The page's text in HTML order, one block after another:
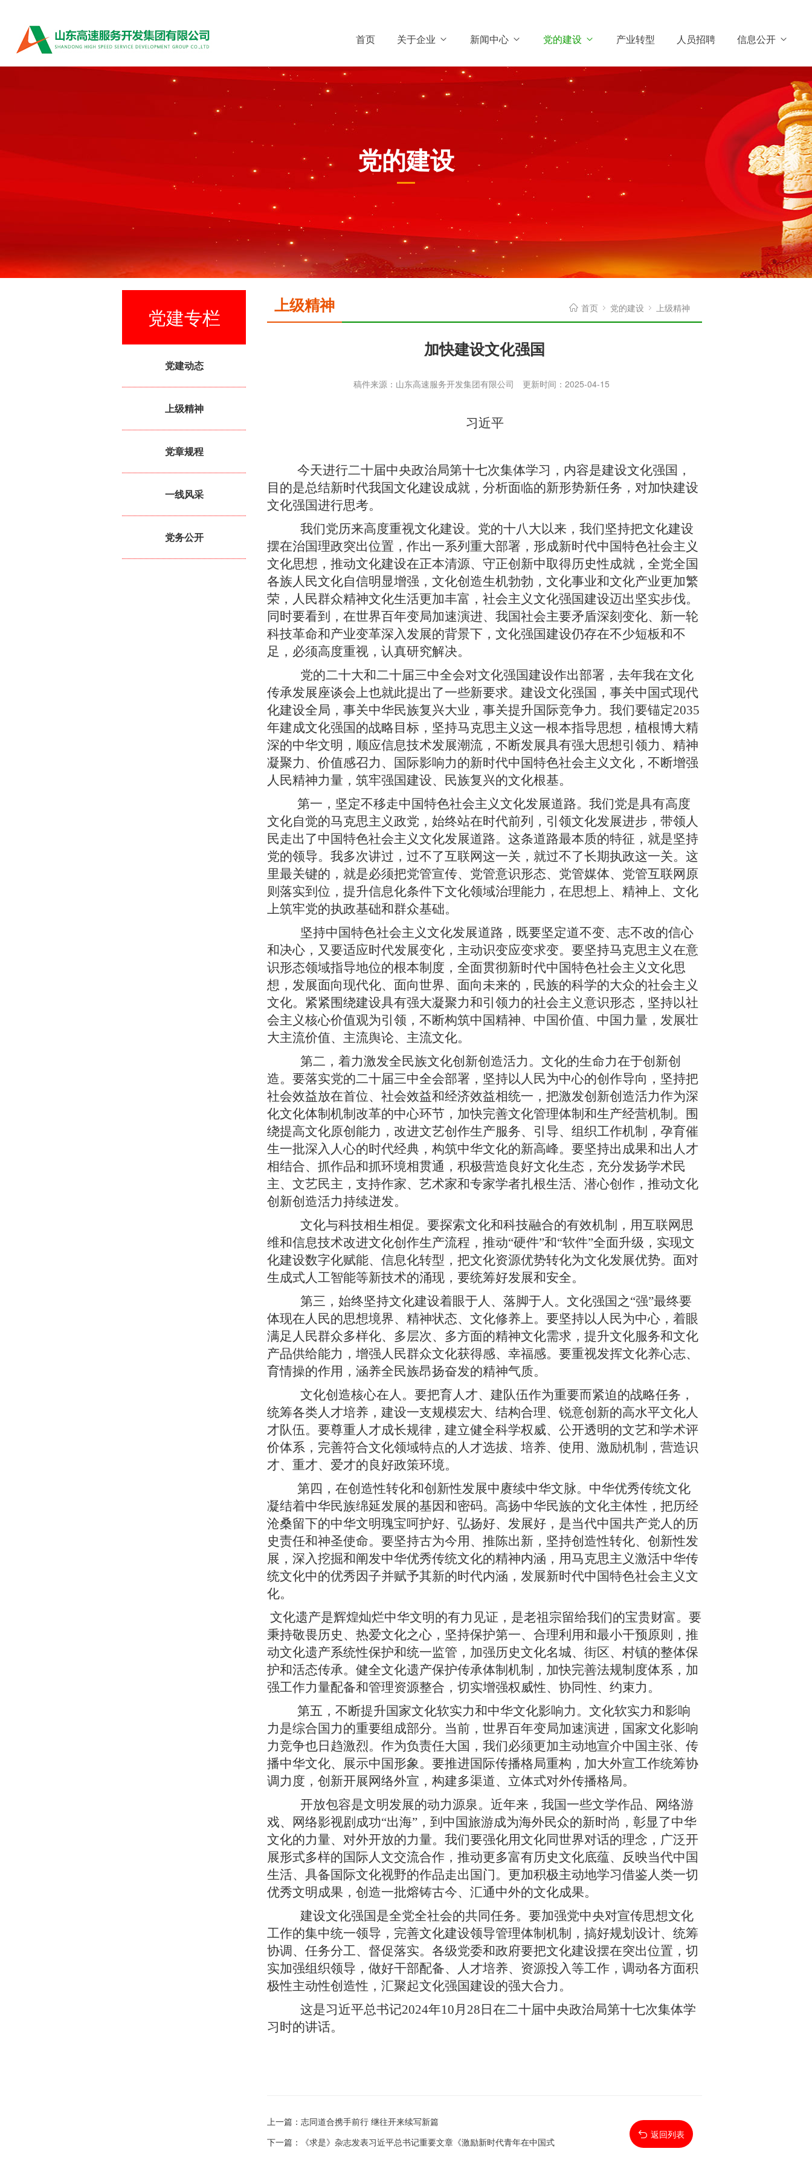
首页 关于企业 新闻中心 党的建设 产业转型 人员招聘 信息公开
党的建设
党建专栏
党建动态
上级精神
党章规程
一线风采
党务公开
上级精神 首页 党的建设 上级精神
加快建设文化强国
稿件来源：山东高速服务开发集团有限公司 更新时间：2025-04-15
习近平
今天进行二十届中央政治局第十七次集体学习，内容是建设文化强国，
目的是总结新时代我国文化建设成就，分析面临的新形势新任务，对加快建设
文化强国进行思考。
我们党历来高度重视文化建设。党的十八大以来，我们坚持把文化建设
摆在治国理政突出位置，作出一系列重大部署，形成新时代中国特色社会主义
文化思想，推动文化建设在正本清源、守正创新中取得历史性成就，全党全国
各族人民文化自信明显增强，文化创造生机勃勃，文化事业和文化产业更加繁
荣，人民群众精神文化生活更加丰富，社会主义文化强国建设迈出坚实步伐。
同时要看到，在世界百年变局加速演进、我国社会主要矛盾深刻变化、新一轮
科技革命和产业变革深入发展的背景下，文化强国建设仍存在不少短板和不
足，必须高度重视，认真研究解决。
党的二十大和二十届三中全会对文化强国建设作出部署，去年我在文化
传承发展座谈会上也就此提出了一些新要求。建设文化强国，事关中国式现代
化建设全局，事关中华民族复兴大业，事关提升国际竞争力。我们要锚定2035
年建成文化强国的战略目标，坚持马克思主义这一根本指导思想，植根博大精
深的中华文明，顺应信息技术发展潮流，不断发展具有强大思想引领力、精神
凝聚力、价值感召力、国际影响力的新时代中国特色社会主义文化，不断增强
人民精神力量，筑牢强国建设、民族复兴的文化根基。
第一，坚定不移走中国特色社会主义文化发展道路。我们党是具有高度
文化自觉的马克思主义政党，始终站在时代前列，引领文化发展进步，带领人
民走出了中国特色社会主义文化发展道路。这条道路最本质的特征，就是坚持
党的领导。我多次讲过，过不了互联网这一关，就过不了长期执政这一关。这
里最关键的，就是必须把党管宣传、党管意识形态、党管媒体、党管互联网原
则落实到位，提升信息化条件下文化领域治理能力，在思想上、精神上、文化
上筑牢党的执政基础和群众基础。
坚持中国特色社会主义文化发展道路，既要坚定道不变、志不改的信心
和决心，又要适应时代发展变化，主动识变应变求变。要坚持马克思主义在意
识形态领域指导地位的根本制度，全面贯彻新时代中国特色社会主义文化思
想，发展面向现代化、面向世界、面向未来的，民族的科学的大众的社会主义
文化。紧紧围绕建设具有强大凝聚力和引领力的社会主义意识形态，坚持以社
会主义核心价值观为引领，不断构筑中国精神、中国价值、中国力量，发展壮
大主流价值、主流舆论、主流文化。
第二，着力激发全民族文化创新创造活力。文化的生命力在于创新创
造。要落实党的二十届三中全会部署，坚持以人民为中心的创作导向，坚持把
社会效益放在首位、社会效益和经济效益相统一，把激发创新创造活力作为深
化文化体制机制改革的中心环节，加快完善文化管理体制和生产经营机制。围
绕提高文化原创能力，改进文艺创作生产服务、引导、组织工作机制，孕育催
生一批深入人心的时代经典，构筑中华文化的新高峰。要坚持出成果和出人才
相结合、抓作品和抓环境相贯通，积极营造良好文化生态，充分发扬学术民
主、文艺民主，支持作家、艺术家和专家学者扎根生活、潜心创作，推动文化
创新创造活力持续迸发。
文化与科技相生相促。要探索文化和科技融合的有效机制，用互联网思
维和信息技术改进文化创作生产流程，推动“硬件”和“软件”全面升级，实现文
化建设数字化赋能、信息化转型，把文化资源优势转化为文化发展优势。面对
生成式人工智能等新技术的涌现，要统筹好发展和安全。
第三，始终坚持文化建设着眼于人、落脚于人。文化强国之“强”最终要
体现在人民的思想境界、精神状态、文化修养上。要坚持以人民为中心，着眼
满足人民群众多样化、多层次、多方面的精神文化需求，提升文化服务和文化
产品供给能力，增强人民群众文化获得感、幸福感。要重视发挥文化养心志、
育情操的作用，涵养全民族昂扬奋发的精神气质。
文化创造核心在人。要把育人才、建队伍作为重要而紧迫的战略任务，
统筹各类人才培养，建设一支规模宏大、结构合理、锐意创新的高水平文化人
才队伍。要尊重人才成长规律，建立健全科学权威、公开透明的文艺和学术评
价体系，完善符合文化领域特点的人才选拔、培养、使用、激励机制，营造识
才、重才、爱才的良好政策环境。
第四，在创造性转化和创新性发展中赓续中华文脉。中华优秀传统文化
凝结着中华民族绵延发展的基因和密码。高扬中华民族的文化主体性，把历经
沧桑留下的中华文明瑰宝呵护好、弘扬好、发展好，是当代中国共产党人的历
史责任和神圣使命。要坚持古为今用、推陈出新，坚持创造性转化、创新性发
展，深入挖掘和阐发中华优秀传统文化的精神内涵，用马克思主义激活中华传
统文化中的优秀因子并赋予其新的时代内涵，发展新时代中国特色社会主义文
化。
文化遗产是辉煌灿烂中华文明的有力见证，是老祖宗留给我们的宝贵财富。要
秉持敬畏历史、热爱文化之心，坚持保护第一、合理利用和最小干预原则，推
动文化遗产系统性保护和统一监管，加强历史文化名城、街区、村镇的整体保
护和活态传承。健全文化遗产保护传承体制机制，加快完善法规制度体系，加
强工作力量配备和管理资源整合，切实增强权威性、协同性、约束力。
第五，不断提升国家文化软实力和中华文化影响力。文化软实力和影响
力是综合国力的重要组成部分。当前，世界百年变局加速演进，国家文化影响
力竞争也日趋激烈。作为负责任大国，我们必须更加主动地宣介中国主张、传
播中华文化、展示中国形象。要推进国际传播格局重构，加大外宣工作统筹协
调力度，创新开展网络外宣，构建多渠道、立体式对外传播格局。
开放包容是文明发展的动力源泉。近年来，我国一些文学作品、网络游
戏、网络影视剧成功“出海”，到中国旅游成为海外民众的新时尚，彰显了中华
文化的力量、对外开放的力量。我们要强化用文化同世界对话的理念，广泛开
展形式多样的国际人文交流合作，推动更多富有历史文化底蕴、反映当代中国
生活、具备国际文化视野的作品走出国门。更加积极主动地学习借鉴人类一切
优秀文明成果，创造一批熔铸古今、汇通中外的文化成果。
建设文化强国是全党全社会的共同任务。要加强党中央对宣传思想文化
工作的集中统一领导，完善文化建设领导管理体制机制，搞好规划设计、统筹
协调、任务分工、督促落实。各级党委和政府要把文化建设摆在突出位置，切
实加强组织领导，做好干部配备、人才培养、资源投入等工作，调动各方面积
极性主动性创造性，汇聚起文化强国建设的强大合力。
这是习近平总书记2024年10月28日在二十届中央政治局第十七次集体学
习时的讲话。
上一篇： 志同道合携手前行 继往开来续写新篇
下一篇：
《求是》杂志发表习近平总书记重要文章《激励新时代青年在中国式
返回列表